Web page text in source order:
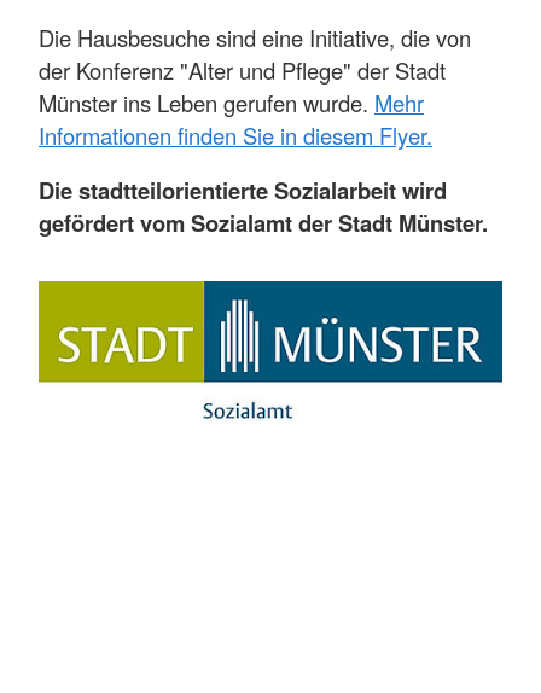
Die Hausbesuche sind eine Initiative, die von
der Konferenz "Alter und Pflege" der Stadt
Münster ins Leben gerufen wurde. Mehr
Informationen finden Sie in diesem Flyer.
Die stadtteilorientierte Sozialarbeit wird
gefördert vom Sozialamt der Stadt Münster.